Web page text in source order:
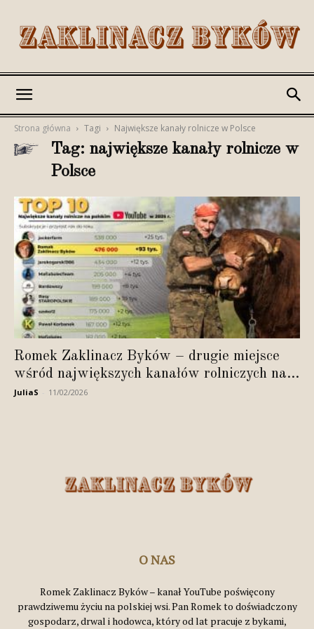
Byków
Strona główna Tagi Największe kanały rolnicze w Polsce
Tag: największe kanały rolnicze w
Polsce
Romek Zaklinacz Byków – drugie miejsce
wśród największych kanałów rolniczych na...
JuliaS 11/02/2026
O NAS
Romek Zaklinacz Byków – kanał YouTube poświęcony
prawdziwemu życiu na polskiej wsi. Pan Romek to doświadczony
gospodarz, drwal i hodowca, który od lat pracuje z bykami,